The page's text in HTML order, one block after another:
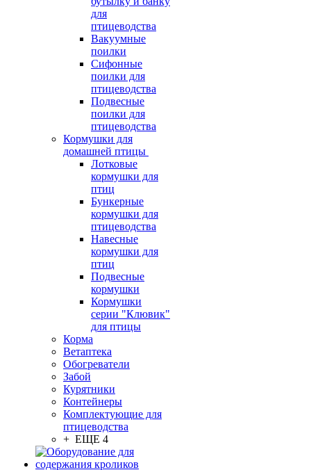
для
птицеводства
Вакуумные
поилки
Сифонные
поилки для
птицеводства
Подвесные
поилки для
птицеводства
Кормушки для
домашней птицы
Лотковые
кормушки для
птиц
Бункерные
кормушки для
птицеводства
Навесные
кормушки для
птиц
Подвесные
кормушки
Кормушки
серии "Клювик"
для птицы
Корма
Ветаптека
Обогреватели
Забой
Курятники
Контейнеры
Комплектующие для
птицеводства
+ ЕЩЕ 4